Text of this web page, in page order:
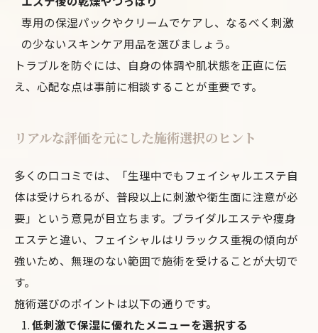
専用の保湿パックやクリームでケアし、なるべく刺激
の少ないスキンケア用品を選びましょう。
トラブルを防ぐには、自身の体調や肌状態を正直に伝
え、心配な点は事前に相談することが重要です。
リアルな評価を元にした施術選択のヒント
多くの口コミでは、「生理中でもフェイシャルエステ自
体は受けられるが、普段以上に刺激や衛生面に注意が必
要」という意見が目立ちます。ブライダルエステや痩身
エステと違い、フェイシャルはリラックス重視の傾向が
強いため、無理のない範囲で施術を受けることが大切で
す。
施術選びのポイントは以下の通りです。
低刺激で保湿に優れたメニューを選択する